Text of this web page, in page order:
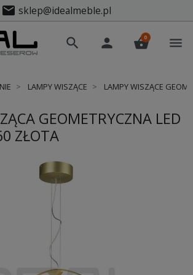
mail sklep@idealmeble.pl
search person shopping_basket
0 menu
LAMPY WISZĄCE LAMPY WISZĄCE
GEOMETRYCZNA LED
ZŁOTA